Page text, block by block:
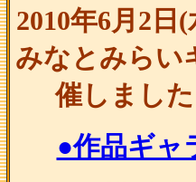
2010年6月2日
みなとみらい
催しまし
●作品ギャ